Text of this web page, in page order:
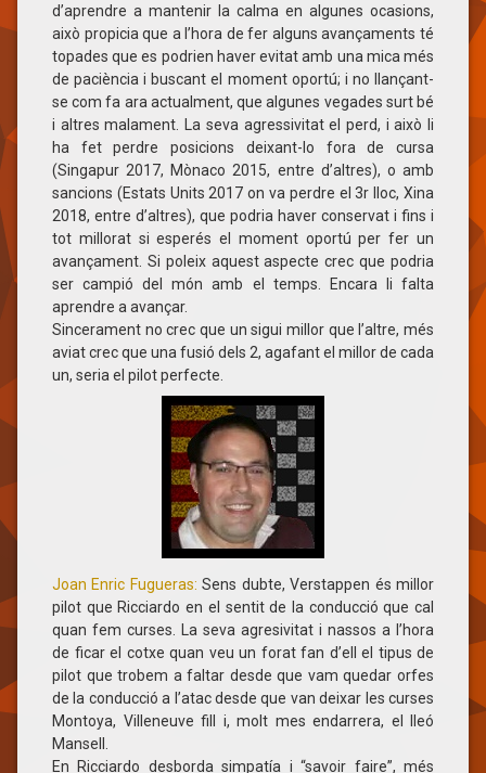
d’aprendre a mantenir la calma en algunes ocasions,
això propicia que a l’hora de fer alguns avançaments té
topades que es podrien haver evitat amb una mica més
de paciència i buscant el moment oportú; i no llançant-
se com fa ara actualment, que algunes vegades surt bé
i altres malament. La seva agressivitat el perd, i això li
ha fet perdre posicions deixant-lo fora de cursa
(Singapur 2017, Mònaco 2015, entre d’altres), o amb
sancions (Estats Units 2017 on va perdre el 3r lloc, Xina
2018, entre d’altres), que podria haver conservat i fins i
tot millorat si esperés el moment oportú per fer un
avançament. Si poleix aquest aspecte crec que podria
ser campió del món amb el temps. Encara li falta
aprendre a avançar.
Sincerament no crec que un sigui millor que l’altre, més
aviat crec que una fusió dels 2, agafant el millor de cada
un, seria el pilot perfecte.
Joan Enric Fugueras:Sens dubte, Verstappen és millor
pilot que Ricciardo en el sentit de la conducció que cal
quan fem curses. La seva agresivitat i nassos a l’hora
de ficar el cotxe quan veu un forat fan d’ell el tipus de
pilot que trobem a faltar desde que vam quedar orfes
de la conducció a l’atac desde que van deixar les curses
Montoya, Villeneuve fill i, molt mes endarrera, el lleó
Mansell.
En Ricciardo desborda simpatía i “savoir faire”, més